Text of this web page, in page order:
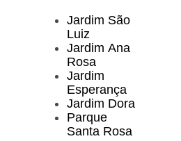
Jardim São
Luiz
Jardim Ana
Rosa
Jardim
Esperança
Jardim Dora
Parque
Santa Rosa